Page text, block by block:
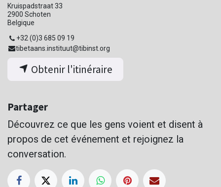
Kruispadstraat 33
2900 Schoten
Belgique
+32 (0)3 685 09 19
tibetaans.instituut@tibinst.org
Obtenir l'itinéraire
Partager
Découvrez ce que les gens voient et disent à
propos de cet événement et rejoignez la
conversation.